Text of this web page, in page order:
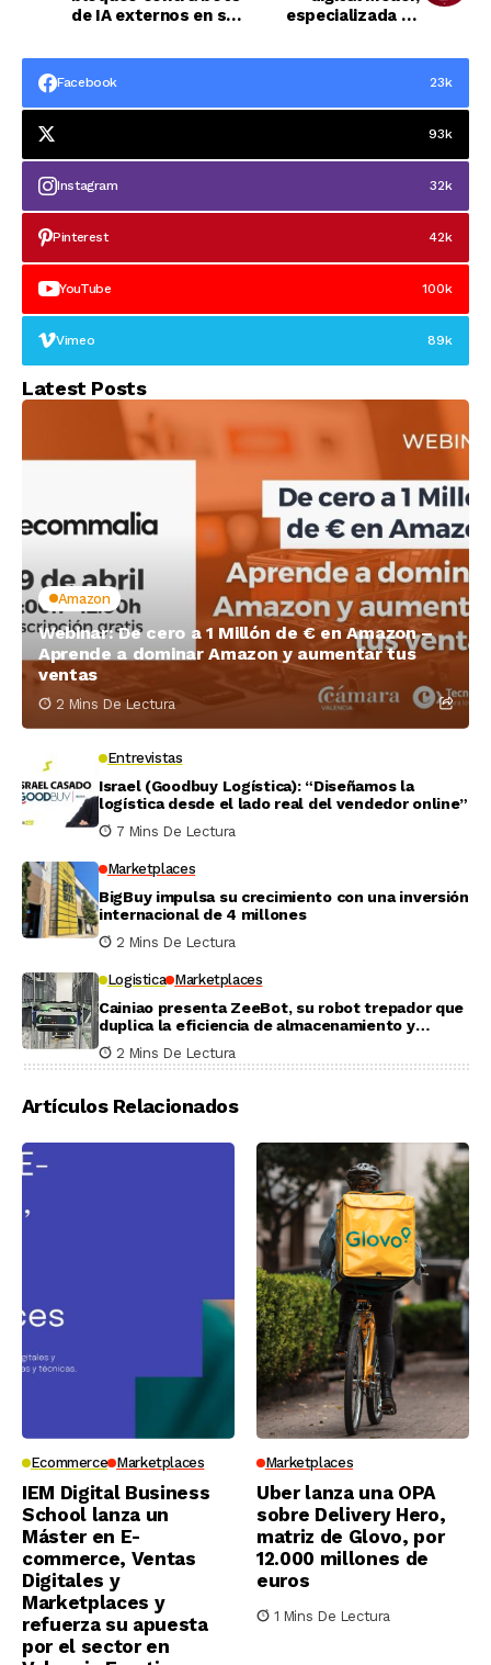
de IA externos en su
especializada en
por más de 40
Facebook 23k
93k
Instagram 32k
Pinterest 42k
YouTube 100k
Vimeo 89k
Latest Posts
Amazon
Webinar: De cero a 1 Millón de € en Amazon –
Aprende a dominar Amazon y aumentar tus
ventas
2 Mins De Lectura
Entrevistas
Israel (Goodbuy Logística): “Diseñamos la
logística desde el lado real del vendedor online”
7 Mins De Lectura
Marketplaces
BigBuy impulsa su crecimiento con una inversión
internacional de 4 millones
2 Mins De Lectura
Logistica Marketplaces
Cainiao presenta ZeeBot, su robot trepador que
duplica la eficiencia de almacenamiento y
recogida en pruebas reales
2 Mins De Lectura
Artículos Relacionados
Ecommerce Marketplaces
IEM Digital Business
School lanza un
Máster en E-
commerce, Ventas
Digitales y
Marketplaces y
refuerza su apuesta
por el sector en
Marketplaces
Uber lanza una OPA
sobre Delivery Hero,
matriz de Glovo, por
12.000 millones de
euros
1 Mins De Lectura